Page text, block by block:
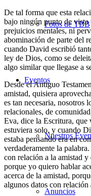
Fotos de TBB
Eventos
Nuestros
Anuncios
De tal forma que esta
bajo ningún punto de vista
prejuicios mentales, ni
abominación de parte del
cuando David escribió
ley de Dios, como se
algo similar que llegase a
Desde el Antiguo
amistad, quisiera
es tan necesaria, nosotros
relacionales, de
Eva, dice la Escritura, que
estuviera solo, y cuando
estaba pensando era en
verdaderamente la
con relación a la amistad y
porque yo quiero hablar
acerca de la amistad,
algunos datos con relación